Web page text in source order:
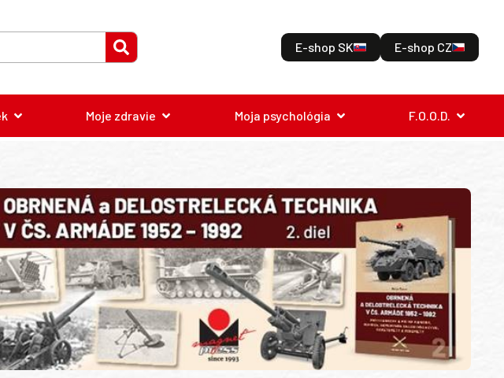
E-shop SK E-shop CZ
Moje zdravie Moja psychológia F.O.O.D.